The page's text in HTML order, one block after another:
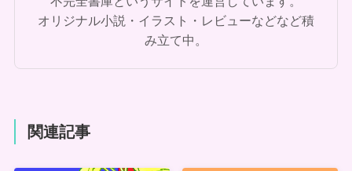
オリジナル小説・イラスト・レビューなどなど積
み立て中。
関連記事